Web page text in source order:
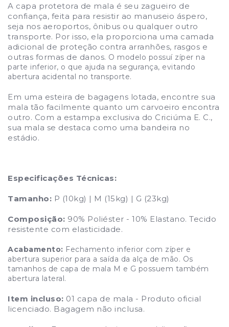
A capa protetora de mala é seu zagueiro de
confiança, feita para resistir ao manuseio áspero,
seja nos aeroportos, ônibus ou qualquer outro
transporte. Por isso, ela proporciona uma camada
adicional de proteção contra arranhões, rasgos e
outras formas de danos. O modelo possuí zíper na
parte inferior, o que ajuda na segurança, evitando
abertura acidental no transporte.
Em uma esteira de bagagens lotada, encontre sua
mala tão facilmente quanto um carvoeiro encontra
outro. Com a estampa exclusiva do Criciúma E. C.,
sua mala se destaca como uma bandeira no
estádio.
Especificações Técnicas:
Tamanho: P (10kg) | M (15kg) | G (23kg)
Composição: 90% Poliéster - 10% Elastano. Tecido
resistente com elasticidade.
Acabamento: Fechamento inferior com zíper e
abertura superior para a saída da alça de mão. Os
tamanhos de capa de mala M e G possuem também
abertura lateral.
Item incluso: 01 capa de mala - Produto oficial
licenciado. Bagagem não inclusa.